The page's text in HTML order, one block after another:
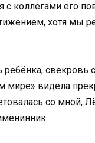
с коллегами его
хотя мы
ребёнка, свекровь
мире» видела
со мной,